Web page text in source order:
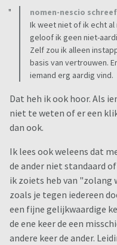
nomen-nescio schreef
Ik weet niet of ik echt al
geloof ik geen niet-
Zelf zou ik alleen
basis van vertrouwen.
iemand erg aardig vind.
Dat heh ik ook hoor. Als
niet te weten of er een
dan ook.
Ik lees ook weleens dat
de ander niet standaard
ik zoiets heb van "zolang
zoals je tegen iedereen
een fijne gelijkwaardige
de ene keer de een
andere keer de ander.